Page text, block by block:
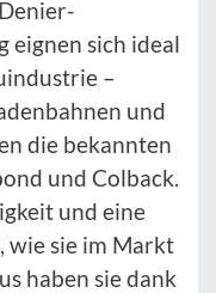
eignen sich ideal
–
und
die bekannten
und Colback.
und eine
wie sie im Markt
haben sie dank